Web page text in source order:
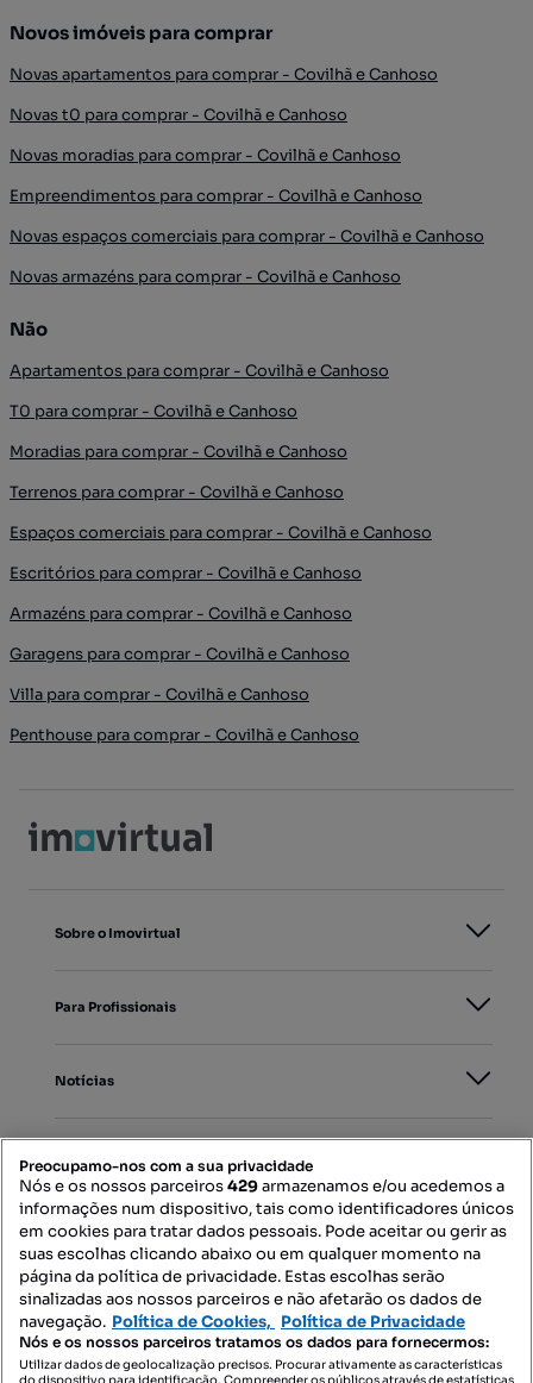
Novos imóveis para comprar
Novas apartamentos para comprar - Covilhã e Canhoso
Novas t0 para comprar - Covilhã e Canhoso
Novas moradias para comprar - Covilhã e Canhoso
Empreendimentos para comprar - Covilhã e Canhoso
Novas espaços comerciais para comprar - Covilhã e Canhoso
Novas armazéns para comprar - Covilhã e Canhoso
Não
Apartamentos para comprar - Covilhã e Canhoso
T0 para comprar - Covilhã e Canhoso
Moradias para comprar - Covilhã e Canhoso
Terrenos para comprar - Covilhã e Canhoso
Espaços comerciais para comprar - Covilhã e Canhoso
Escritórios para comprar - Covilhã e Canhoso
Armazéns para comprar - Covilhã e Canhoso
Garagens para comprar - Covilhã e Canhoso
Villa para comprar - Covilhã e Canhoso
Penthouse para comprar - Covilhã e Canhoso
Sobre o Imovirtual
Para Profissionais
Notícias
Mapa do Site
Contacte-nos
Preocupamo-nos com a sua privacidade
Nós e os nossos parceiros429armazenamos e/ou acedemos a
informações num dispositivo, tais como identificadores únicos
em cookies para tratar dados pessoais. Pode aceitar ou gerir as
suas escolhas clicando abaixo ou em qualquer momento na
página da política de privacidade. Estas escolhas serão
sinalizadas aos nossos parceiros e não afetarão os dados de
navegação. Política de Cookies, Política de Privacidade
Nós e os nossos parceiros tratamos os dados para fornecermos:
Utilizar dados de geolocalização precisos. Procurar ativamente as características